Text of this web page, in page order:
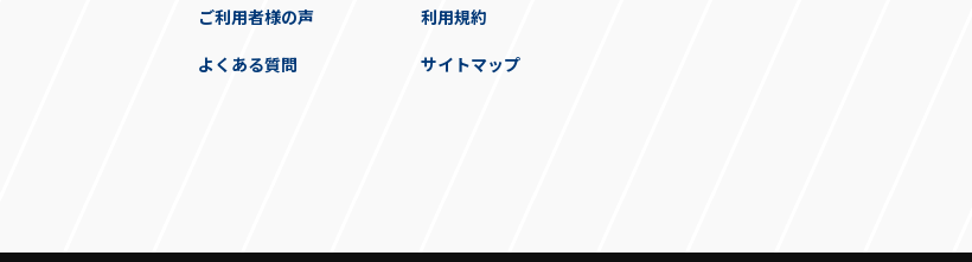
ご利用者様の声
よくある質問
利用規約
サイトマップ